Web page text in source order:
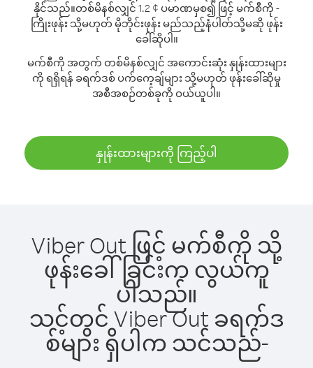
နိုင်သည်။တစ်မိနစ်လျှင် 1.2 ¢ ပမာဏမှစ၍ ဖြင့် မက်စီကို -
ကြိုးဖုန်း သို့မဟုတ် မိုဘိုင်းဖုန်း မည်သည့်နံပါတ်သို့မဆို ဖုန်း
ခေါ်ဆိုပါ။
မက်စီကို အတွက် တစ်မိနစ်လျှင် အကောင်းဆုံး နှုန်းထားများ
ကို ရရှိရန် ခရက်ဒစ် ပက်ကေ့ချ်များ သို့မဟုတ် ဖုန်းခေါ်ဆိုမှု
အစီအစဉ်တစ်ခုကို ဝယ်ယူပါ။
နှုန်းထားများကို ကြည့်ပါ
Viber Out ဖြင့် မက်စီကို သို့
ဖုန်းခေါ်ခြင်းက လွယ်ကူ
ပါသည်။
သင့်တွင် Viber Out ခရက်ဒ
စ်များ ရှိပါက သင်သည်-